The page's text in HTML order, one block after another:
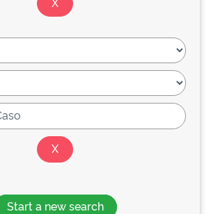
Start a new search